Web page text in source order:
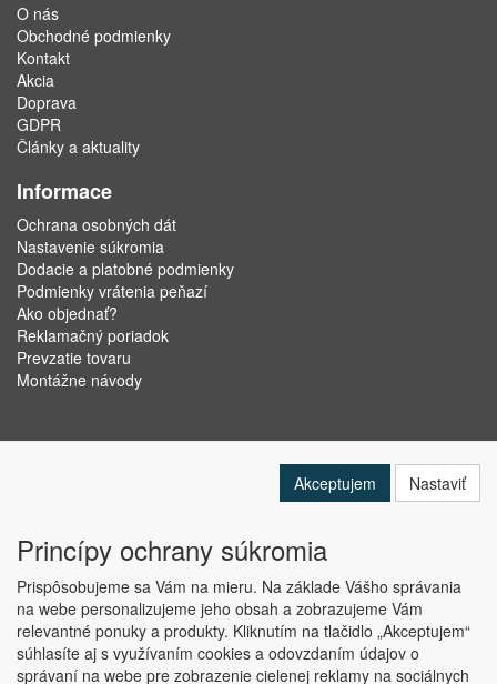
O nás
Obchodné podmienky
Kontakt
Akcia
Doprava
GDPR
Články a aktuality
Informace
Ochrana osobných dát
Nastavenie súkromia
Dodacie a platobné podmienky
Podmienky vrátenia peňazí
Ako objednať?
Reklamačný poriadok
Prevzatie tovaru
Montážne návody
Copyright © ABRA Software a.s. 2019
Akceptujem Nastaviť
Princípy ochrany súkromia
Prispôsobujeme sa Vám na mieru. Na základe Vášho správania
na webe personalizujeme jeho obsah a zobrazujeme Vám
relevantné ponuky a produkty. Kliknutím na tlačidlo „Akceptujem“
súhlasíte aj s využívaním cookies a odovzdaním údajov o
správaní na webe pre zobrazenie cielenej reklamy na sociálnych